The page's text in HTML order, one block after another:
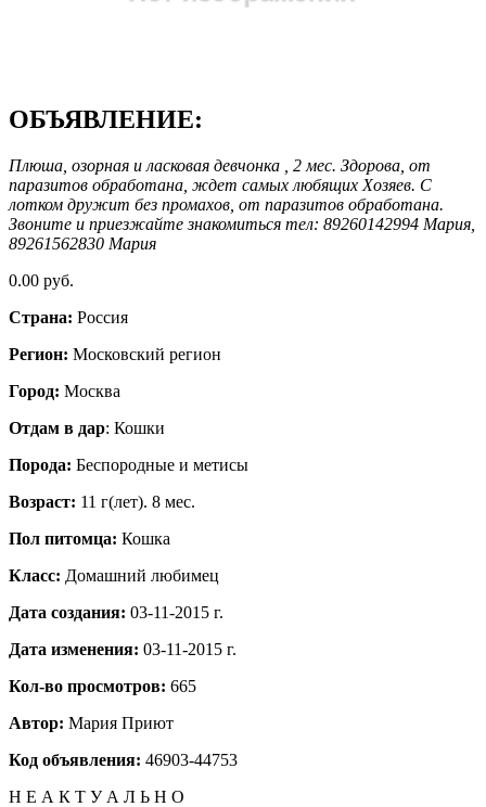
ОБЪЯВЛЕНИЕ:
Плюша, озорная и ласковая девчонка , 2 мес. Здорова, от
паразитов обработана, ждет самых любящих Хозяев. С
лотком дружит без промахов, от паразитов обработана.
Звоните и приезжайте знакомиться тел: 89260142994 Мария,
89261562830 Мария
0.00 руб.
Страна: Россия
Регион: Московский регион
Город: Москва
Отдам в дар: Кошки
Порода: Беспородные и метисы
Возраст: 11 г(лет). 8 мес.
Пол питомца: Кошка
Класс: Домашний любимец
Дата создания: 03-11-2015 г.
Дата изменения: 03-11-2015 г.
Кол-во просмотров: 665
Автор: Мария Приют
Код объявления: 46903-44753
Н Е А К Т У А Л Ь Н О